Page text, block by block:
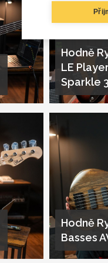
Hodně
LE
Sparkle
Hodně
Basses